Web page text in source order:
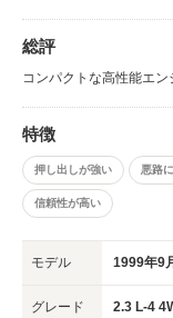
総評
コンパクトな高性能エン
特徴
押し出しが強い 悪路
信頼性が高い
モデル 1999年9
グレード 2.3 L-4